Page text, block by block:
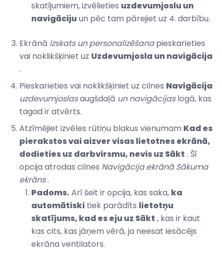
skatījumiem, izvēlieties uzdevumjoslu un
navigācijuun pēc tam pārejiet uz 4. darbību.
Ekrānā Izskats un personalizēšanapieskarieties
vai noklikšķiniet uz Uzdevumjosla un navigācija
.
Pieskarieties vai noklikšķiniet uz cilnes Navigācija
uzdevumjoslasaugšdaļā un navigācijaslogā, kas
tagad ir atvērts.
Atzīmējiet izvēles rūtiņu blakus vienumam Kad es
pierakstos vai aizver visas lietotnes ekrānā,
dodieties uz darbvirsmu, nevis uz Sākt . Šī
opcija atrodas cilnes Navigācija ekrānā Sākuma
ekrāns.
Padoms. Arī šeit ir opcija, kas saka, ka
automātiski tiek parādīts lietotņu
skatījums, kad es eju uz Sākt , kas ir kaut
kas cits, kas jāņem vērā, ja neesat iesācējs
ekrāna ventilators.